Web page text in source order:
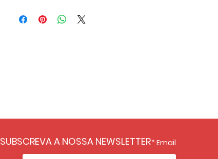
SUBSCREVA A NOSSA NEWSLETTER Email